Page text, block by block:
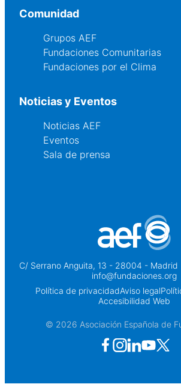
Comunidad
Grupos AEF
Fundaciones Comunitarias
Fundaciones por el Clima
Noticias y Eventos
Noticias AEF
Eventos
Sala de prensa
C/ Serrano Anguita, 13 - 28004 - Madrid
info@fundaciones.org
Política de privacidadAviso legal
Accesibilidad Web
© 2026 Asociación Española de